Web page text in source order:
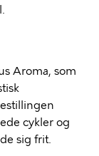
Aroma, som
cykler og
sig frit.